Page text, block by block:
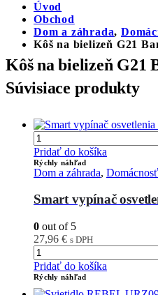
Úvod
Obchod
Dom a záhrada,
Kôš na bielizeň G21
Kôš na bielizeň G21
Súvisiace produkty
Pridať do košíka
Rýchly náhľad
Dom a záhrada, Domácnosť
Smart vypínač
0 out of 5
27,96 € s DPH
Pridať do košíka
Rýchly náhľad